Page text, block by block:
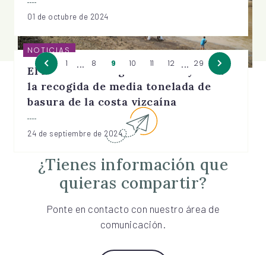
01 de octubre de 2024
NOTICIAS
El BizkaiaGara Eguna concluye con
la recogida de media tonelada de
basura de la costa vizcaína
24 de septiembre de 2024
1 8 9 10 11 12 29
¿Tienes información que
quieras compartir?
Ponte en contacto con nuestro área de
comunicación.